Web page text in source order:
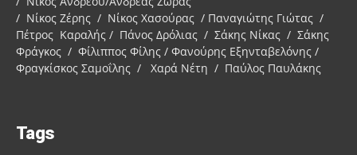
/ Νίκος Ζέρης / Νίκος Χασούρας / Παναγιώτης Γιώτας /
Πέτρος Καραλής / Πάνος Δρόλιας / Σάκης Νίκας / Σάκης
Φράγκος / Φίλιππος Φίλης / Φανούρης Εξηνταβελόνης /
Φραγκίσκος Σαμοΐλης / Χαρά Νέτη / Παύλος Παυλάκης
Tags